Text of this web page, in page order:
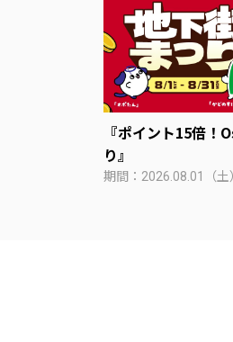
『ポイント15倍
り』
期間：2026.08.01（土